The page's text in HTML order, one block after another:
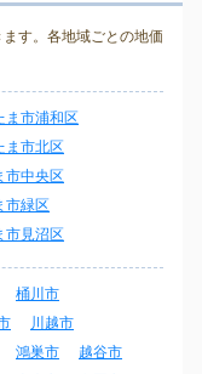
す。各地域ごとの地価
ま市浦和区
ま市北区
市中央区
市緑区
市見沼区
桶川市
川越市
鴻巣市
越谷市